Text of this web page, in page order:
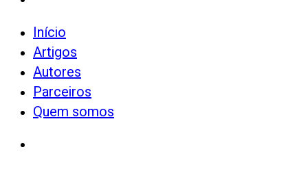
Início
Artigos
Autores
Parceiros
Quem somos